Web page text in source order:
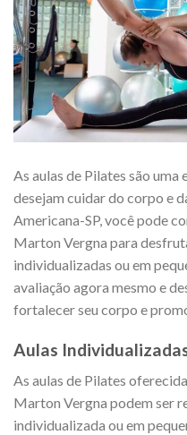
As aulas de Pilates são
desejam cuidar do corpo e
Americana-SP, você pode
Marton Vergna para
individualizadas ou em
avaliação agora mesmo e
fortalecer seu corpo e
Aulas
As aulas de Pilates
Marton Vergna podem ser
individualizada ou em